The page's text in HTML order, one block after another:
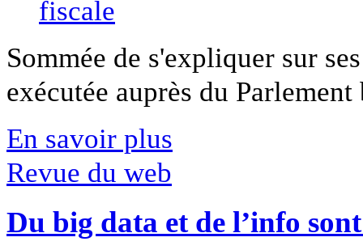
Sommée de s'expliquer sur
exécutée auprès du
En savoir plus
Revue du web
Du big data et de l’info